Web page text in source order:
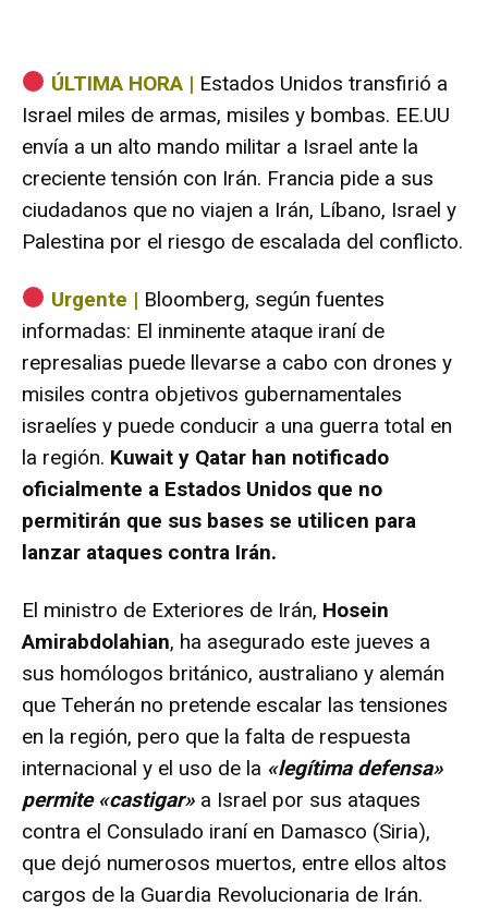
ÚLTIMA HORA | Estados Unidos transfirió a
Israel miles de armas, misiles y bombas. EE.UU
envía a un alto mando militar a Israel ante la
creciente tensión con Irán. Francia pide a sus
ciudadanos que no viajen a Irán, Líbano, Israel y
Palestina por el riesgo de escalada del conflicto.
Urgente | Bloomberg, según fuentes
informadas: El inminente ataque iraní de
represalias puede llevarse a cabo con drones y
misiles contra objetivos gubernamentales
israelíes y puede conducir a una guerra total en
la región. Kuwait y Qatar han notificado
oficialmente a Estados Unidos que no
permitirán que sus bases se utilicen para
lanzar ataques contra Irán.
El ministro de Exteriores de Irán, Hosein
Amirabdolahian, ha asegurado este jueves a
sus homólogos británico, australiano y alemán
que Teherán no pretende escalar las tensiones
en la región, pero que la falta de respuesta
internacional y el uso de la «legítima defensa»
permite «castigar» a Israel por sus ataques
contra el Consulado iraní en Damasco (Siria),
que dejó numerosos muertos, entre ellos altos
cargos de la Guardia Revolucionaria de Irán.